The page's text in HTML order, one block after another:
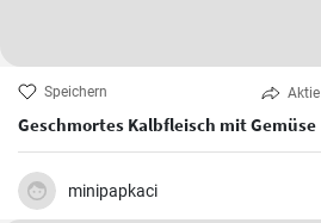
Speichern Aktie
Geschmortes Kalbfleisch mit Gemüse
minipapkaci